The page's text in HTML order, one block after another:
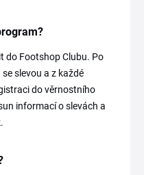
do Footshop Clubu. Po
slevou a z každé
do věrnostního
informací o slevách a